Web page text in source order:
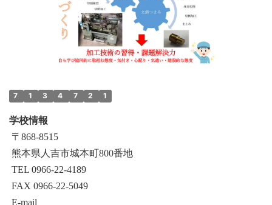
7 1 3 4 7 2 1
学校情報
〒868‐8515
熊本県人吉市城本町800番地
TEL 0966-22-4189
FAX 0966-22-5049
E-mail